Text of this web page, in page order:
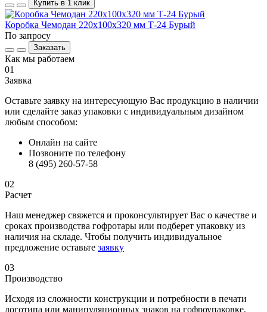
Купить в 1 клик
Коробка Чемодан 220х100х320 мм Т-24 Бурый
По запросу
Заказать
Как мы работаем
01
Заявка
Оставьте заявку на интересующую Вас продукцию в наличии
или сделайте заказ упаковки с индивидуальным дизайном
любым способом:
Онлайн на сайте
Позвоните по телефону
8 (495) 260-57-58
02
Расчет
Наш менеджер свяжется и проконсультирует Вас о качестве и
сроках производства гофротары или подберет упаковку из
наличия на складе. Чтобы получить индивидуальное
предложение оставьте заявку
03
Производство
Исходя из сложности конструкции и потребности в печати
логотипа или манипуляционных знаков на гофроупаковке,